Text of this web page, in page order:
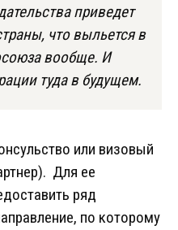
приведет
что выльется в
вообще. И
туда в будущем.
или визовый
Для ее
ряд
по которому